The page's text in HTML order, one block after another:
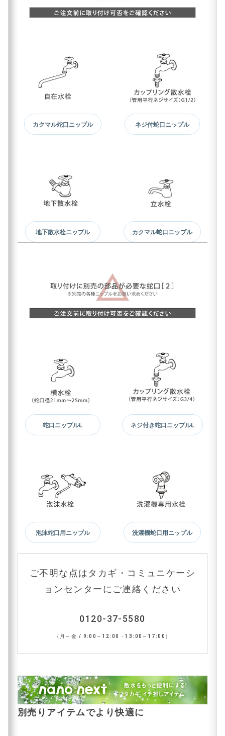
カクマル蛇口ニップル ネジ付蛇口ニップル
地下散水栓ニップル カクマル蛇口ニップル
蛇口ニップルL ネジ付き蛇口ニップルL
泡沫蛇口用ニップル 洗濯機蛇口用ニップル
ご不明な点はタカギ・コミュニケーシ
ョンセンターにご連絡ください
0120-37-5580
（月～金 / 9:00～12:00・13:00～17:00）
別売りアイテムでより快適に